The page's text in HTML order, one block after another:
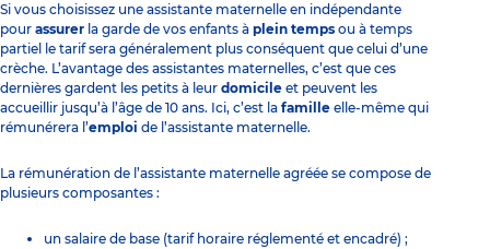
Si vous choisissez une assistante maternelle en indépendante
pour assurer la garde de vos enfants à plein temps ou à temps
partiel le tarif sera généralement plus conséquent que celui d’une
crèche. L’avantage des assistantes maternelles, c’est que ces
dernières gardent les petits à leur domicile et peuvent les
accueillir jusqu’à l’âge de 10 ans. Ici, c’est la famille elle-même qui
rémunérera l’emploi de l’assistante maternelle.
La rémunération de l’assistante maternelle agréée se compose de
plusieurs composantes :
un salaire de base (tarif horaire réglementé et encadré) ;